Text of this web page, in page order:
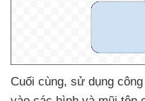
Cuối cùng, sử dụng